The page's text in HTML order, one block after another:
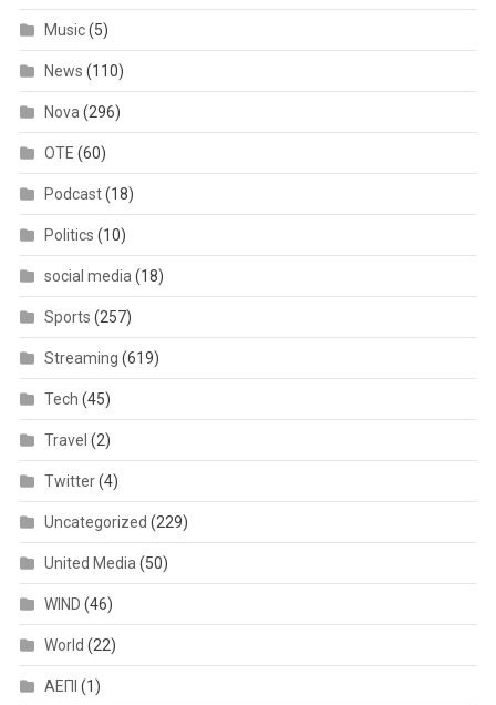
Music(5)
News (110)
Nova (296)
OTE (60)
Podcast(18)
Politics (10)
social media (18)
Sports (257)
Streaming (619)
Tech (45)
Travel (2)
Twitter(4)
Uncategorized (229)
United Media (50)
WIND (46)
World (22)
ΑΕΠΙ (1)